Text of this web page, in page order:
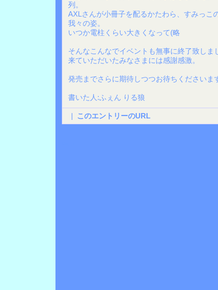
列。
AXLさんが小冊子を配るかたわら、すみっこ
我々の姿。
いつか電柱くらい大きくなって(略
そんなこんなでイベントも無事に終了致しま
来ていただいたみなさまには感謝感激。
発売までさらに期待しつつお待ちくださいま
書いた人:ふぇん りる狼
| このエントリーのURL